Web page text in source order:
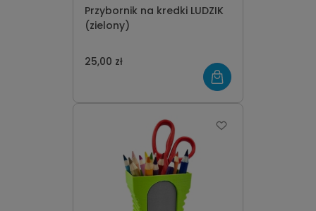
Przybornik na kredki LUDZIK
(zielony)
25,00 zł